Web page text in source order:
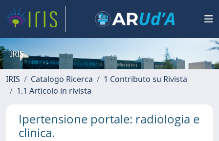
IRIS
IRIS Catalogo Ricerca
1 Contributo su Rivista
1.1 Articolo in rivista
Ipertensione portale: radiologia e
clinica.